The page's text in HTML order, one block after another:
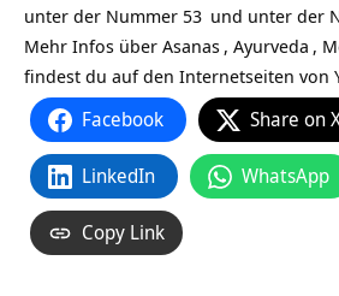
unter der Nummer 53 und unter der
Mehr Infos über Asanas , Ayurveda ,
findest du auf den Internetseiten von
Facebook Share on
LinkedIn WhatsApp
Copy Link